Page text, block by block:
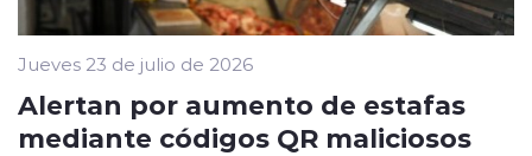
Jueves 23 de julio de 2026
Alertan por aumento de estafas
mediante códigos QR maliciosos